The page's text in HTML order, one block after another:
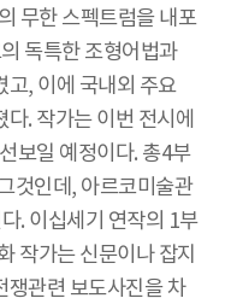
무한 스펙트럼을 내포
독특한 조형어법과
고, 이에 국내외 주요
. 작가는 이번 전시에
보일 예정이다. 총4부
것인데, 아르코미술관
. 이십세기 연작의 1부
작가는 신문이나 잡지
쟁관련 보도사진을 차